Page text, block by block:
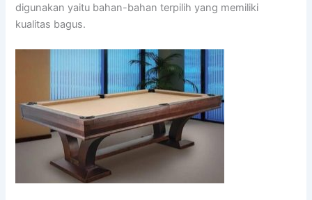
digunakan yaitu bahan-bahan terpilih yang memiliki
kualitas bagus.